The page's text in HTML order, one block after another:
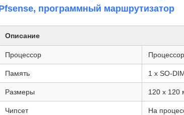
программный маршрутизатор
Описание
Процессор
Память 1 x SO-
Размеры 120 x 120
Чипсет На